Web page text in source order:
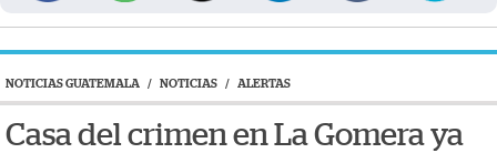
NOTICIAS GUATEMALA / NOTICIAS / ALERTAS
Casa del crimen en La Gomera ya